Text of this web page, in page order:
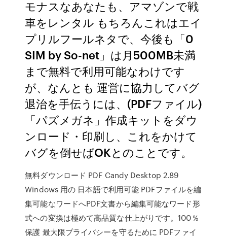
モナスなあなたも、アマゾンで戦
車をレンタル もちろんこれはエイ
プリルフールネタで、今後も「0
SIM by So-net」は月500MB未満
まで無料で利用可能なわけです
が、なんとも 運営に協力してバグ
退治を手伝うには、(PDFファイル)
「パズメガネ」作成キットをダウ
ンロード・印刷し、これをかけて
バグを倒せばOKとのことです。
無料ダウンロード PDF Candy Desktop 2.89
Windows 用の 日本語で利用可能 PDFファイルを編
集可能なワードへPDF文書から編集可能なワード形
式への変換は極めて高品質な仕上がりです。100％
保護 最大限プライバシーを守るために PDFファイ